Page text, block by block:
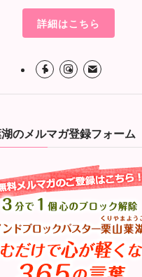
詳細はこちら
のメルマガ登録フォーム